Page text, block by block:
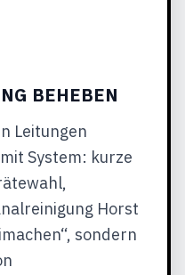
BEHEBEN
Leitungen
System: kurze
Horst
sondern